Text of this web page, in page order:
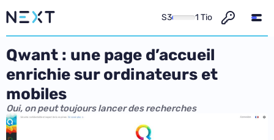
S3 1 Tio
Qwant : une page d’accueil
enrichie sur ordinateurs et
mobiles
Oui, on peut toujours lancer des recherches